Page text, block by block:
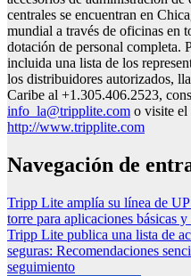
centrales se encuentran en
mundial a través de oficinas en
dotación de personal completa.
incluida una lista de los
los distribuidores autorizados,
Caribe al +1.305.406.2523,
info_la@tripplite.com o visite
http://www.tripplite.com
Navegación de
Tripp Lite amplía su línea de
torre para aplicaciones básicas
Tripp Lite publica una lista de
seguras: Recomendaciones
seguimiento